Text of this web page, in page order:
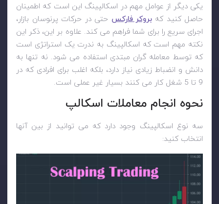
یکی دیگر از عوامل مهم در اسکالپینگ این است که اطمینان
حاصل کنید کهبروکر فارکس حتی در حرکات پرنوسان بازار،
اجرای سریع را برای شما فراهم می کند. علاوه بر این، ذکر این
نکته مهم است که اسکالپینگ به ندرت یک استراتژی است
که توسط معامله گران مبتدی استفاده می شود. نه تنها به
دانش و انضباط زیادی نیاز دارد، بلکه اغلب برای افرادی که در
9 تا 5 شغل کار می کنند بسیار غیر عملی است.
نحوه انجام معاملات اسکالپ
سه نوع اسکالپینگ وجود دارد که می توانید از بین آنها
انتخاب کنید: